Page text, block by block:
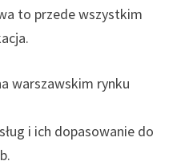
to przede wszystkim
warszawskim rynku
i ich dopasowanie do